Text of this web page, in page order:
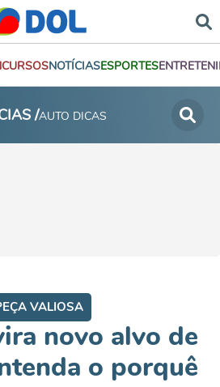
NOTÍCIASESPORTES
/AUTO DICAS
VALIOSA
novo alvo de
o porquê